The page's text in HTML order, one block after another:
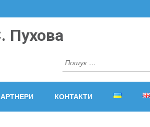
Пухова
Пошук:
КОНТАКТИ